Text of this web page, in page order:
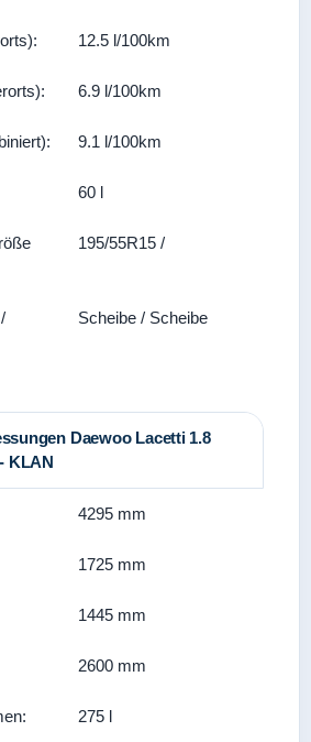
12.5 l/100km
6.9 l/100km
9.1 l/100km
60 l
195/55R15 /
Scheibe / Scheibe
Daewoo Lacetti 1.8
KLAN
4295 mm
1725 mm
1445 mm
2600 mm
275 l